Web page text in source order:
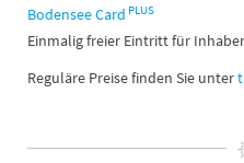
Bodensee Card PLUS
Einmalig freier Eintritt für
Reguläre Preise finden Sie unter